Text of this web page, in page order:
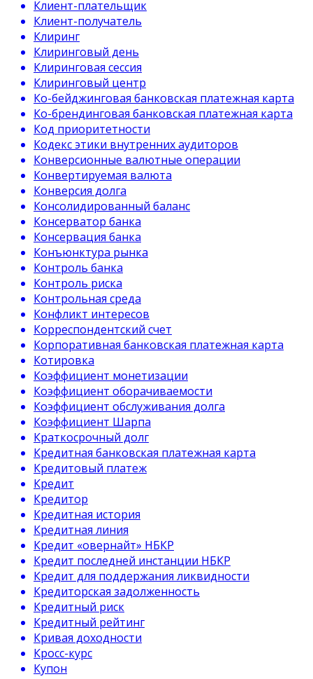
Клиент-плательщик
Клиент-получатель
Клиринг
Клиринговый день
Клиринговая сессия
Клиринговый центр
Ко-бейджинговая банковская платежная карта
Ко-брендинговая банковская платежная карта
Код приоритетности
Кодекс этики внутренних аудиторов
Конверсионные валютные операции
Конвертируемая валюта
Конверсия долга
Консолидированный баланс
Консерватор банка
Консервация банка
Конъюнктура рынка
Контроль банка
Контроль риска
Контрольная среда
Конфликт интересов
Корреспондентский счет
Корпоративная банковская платежная карта
Котировка
Коэффициент монетизации
Коэффициент оборачиваемости
Коэффициент обслуживания долга
Коэффициент Шарпа
Краткосрочный долг
Кредитная банковская платежная карта
Кредитовый платеж
Кредит
Кредитор
Кредитная история
Кредитная линия
Кредит «овернайт» НБКР
Кредит последней инстанции НБКР
Кредит для поддержания ликвидности
Кредиторская задолженность
Кредитный риск
Кредитный рейтинг
Кривая доходности
Кросс-курс
Купон